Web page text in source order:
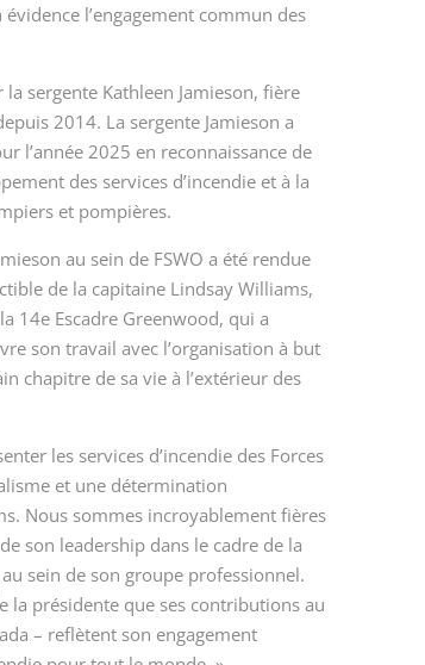
l’engagement commun des
sergente Kathleen Jamieson, fière
2014. La sergente Jamieson a
l’année 2025 en reconnaissance de
des services d’incendie et à la
et pompières.
au sein de FSWO a été rendue
de la capitaine Lindsay Williams,
14e Escadre Greenwood, qui a
son travail avec l’organisation à but
chapitre de sa vie à l’extérieur des
les services d’incendie des Forces
et une détermination
Nous sommes incroyablement fières
son leadership dans le cadre de la
sein de son groupe professionnel.
la présidente que ses contributions au
– reflètent son engagement